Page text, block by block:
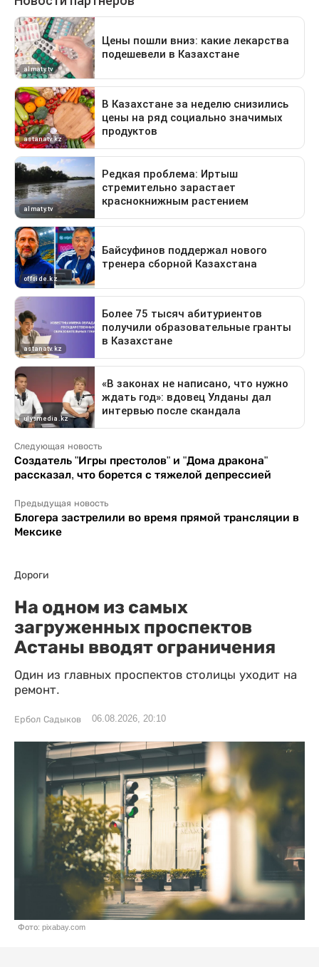
Следующая новость
Создатель "Игры престолов" и "Дома дракона"
рассказал, что борется с тяжелой депрессией
Предыдущая новость
Блогера застрелили во время прямой трансляции в
Мексике
Дороги
На одном из самых
загруженных проспектов
Астаны вводят ограничения
Один из главных проспектов столицы уходит на
ремонт.
Ербол Садыков 06.08.2026, 20:10
Фото: pixabay.com